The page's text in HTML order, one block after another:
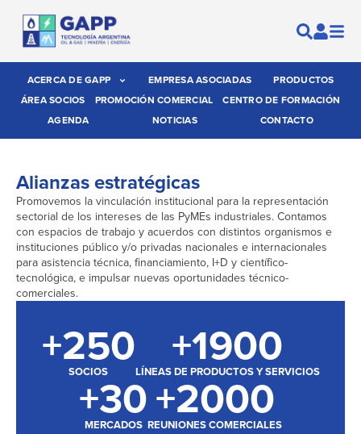
ACERCA DE GAPP EMPRESA ASOCIADAS
PRODUCTOS
ÁREA SOCIOS
PROMOCIÓN COMERCIAL
CENTRO DE FORMACIÓN
AGENDA
NOTICIAS CONTACTO
Alianzas estratégicas
Promovemos la vinculación institucional para la representación
sectorial de los intereses de las PyMEs industriales. Contamos
con espacios de trabajo y acuerdos con distintos organismos e
instituciones público y/o privadas nacionales e internacionales
para asistencia técnica, financiamiento, I+D y científico-
tecnológica, e impulsar nuevas oportunidades técnico-
comerciales.
SOCIOS
+250LÍNEAS DE PRODUCTOS Y SERVICIOS
+1900
MERCADOS
+30REUNIONES COMERCIALES
+2000